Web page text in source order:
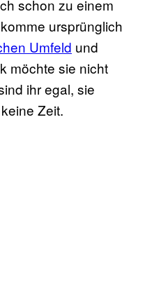
schon zu einem
ursprünglich
Umfeld und
möchte sie nicht
ihr egal, sie
Zeit.